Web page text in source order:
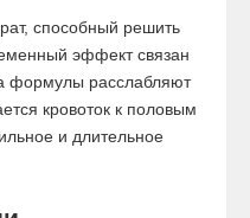
способный решить
эффект связан
формулы расслабляют
кровоток к половым
и длительное